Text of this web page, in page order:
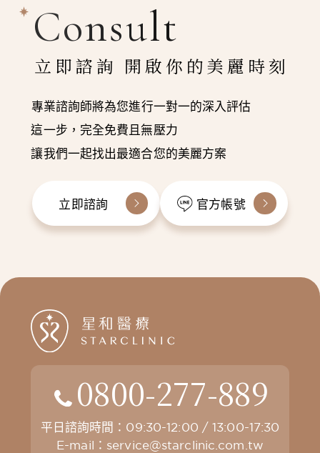
Consult
立即諮詢 開啟你的美麗時刻
專業諮詢師將為您進行一對一的深入評估
這一步，完全免費且無壓力
讓我們一起找出最適合您的美麗方案
立即諮詢 官方帳號
0800-277-889
平日諮詢時間：09:30-12:00 / 13:00-17:30
E-mail： service@starclinic.com.tw